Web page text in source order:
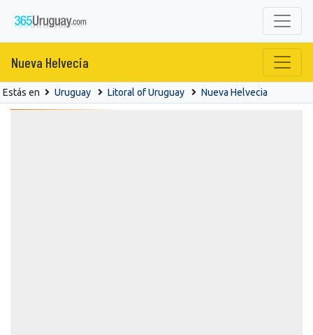
Nueva Helvecia
Estás en Uruguay Litoral of Uruguay Nueva Helvecia